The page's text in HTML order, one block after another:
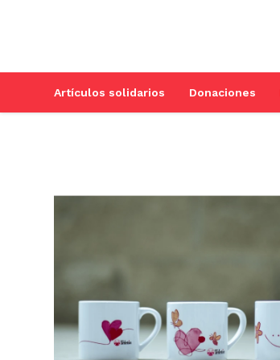
Artículos solidarios Donaciones